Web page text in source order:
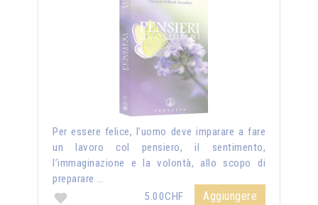
Per essere felice, l’uomo deve imparare a fare
un lavoro col pensiero, il sentimento,
l’immaginazione e la volontà, allo scopo di
preparare …
5.00CHF
Aggiungere